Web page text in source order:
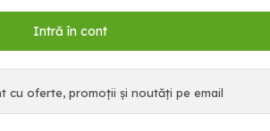
cu oferte, promoții și noutăți pe email